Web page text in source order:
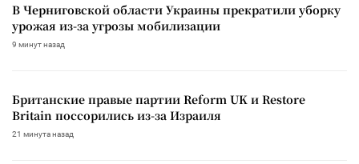
В Черниговской области Украины прекратили уборку
урожая из-за угрозы мобилизации
9 минут назад
Британские правые партии Reform UK и Restore
Britain поссорились из-за Израиля
21 минута назад